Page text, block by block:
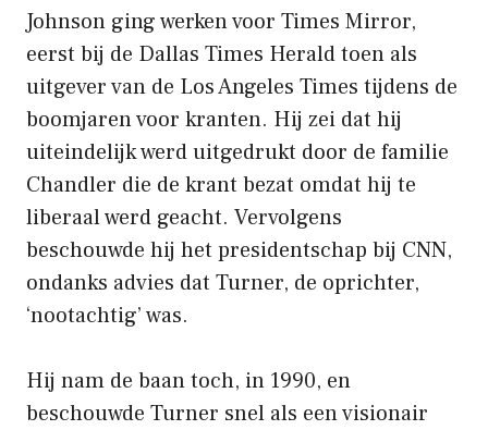
Johnson ging werken voor Times Mirror,
eerst bij de Dallas Times Herald toen als
uitgever van de Los Angeles Times tijdens de
boomjaren voor kranten. Hij zei dat hij
uiteindelijk werd uitgedrukt door de familie
Chandler die de krant bezat omdat hij te
liberaal werd geacht. Vervolgens
beschouwde hij het presidentschap bij CNN,
ondanks advies dat Turner, de oprichter,
‘nootachtig’ was.
Hij nam de baan toch, in 1990, en
beschouwde Turner snel als een visionair